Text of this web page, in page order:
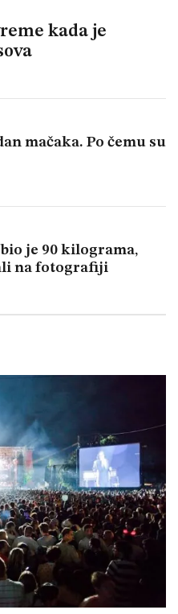
kada je
mačaka. Po čemu su
je 90 kilograma,
na fotografiji